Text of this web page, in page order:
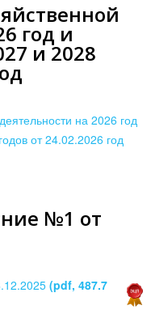
год и
и 2028
на 2026 год
от 24.02.2026 год
№1 от
(pdf, 487.7